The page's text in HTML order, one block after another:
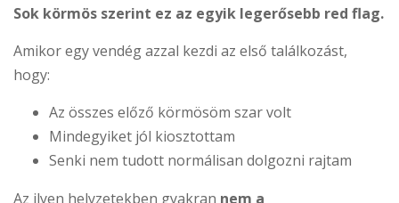
Sok körmös szerint ez az egyik legerősebb red flag.
Amikor egy vendég azzal kezdi az első találkozást,
hogy:
Az összes előző körmösöm szar volt
Mindegyiket jól kiosztottam
Senki nem tudott normálisan dolgozni rajtam
Az ilyen helyzetekben gyakran nem a